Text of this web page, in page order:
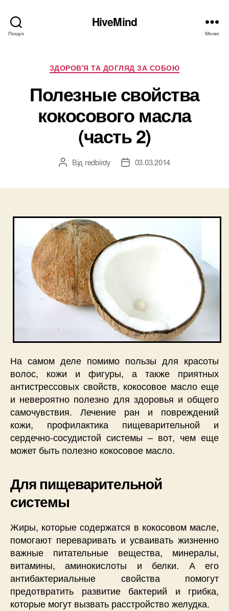
Пошук
HiveMind
Меню
Категорії
ЗДОРОВ'Я ТА ДОГЛЯД ЗА СОБОЮ
Полезные свойства
кокосового масла
(часть 2)
Автор
Від redbirdy
Дата03.03.2014
На самом деле помимо пользы для красоты
волос, кожи и фигуры, а также приятных
антистрессовых свойств, кокосовое масло еще
и невероятно полезно для здоровья и общего
самочувствия. Лечение ран и повреждений
кожи, профилактика пищеварительной и
сердечно-сосудистой системы – вот, чем еще
может быть полезно кокосовое масло.
Для пищеварительной
системы
Жиры, которые содержатся в кокосовом масле,
помогают переваривать и усваивать жизненно
важные питательные вещества, минералы,
витамины, аминокислоты и белки. А его
антибактериальные свойства помогут
предотвратить развитие бактерий и грибка,
которые могут вызвать расстройство желудка.